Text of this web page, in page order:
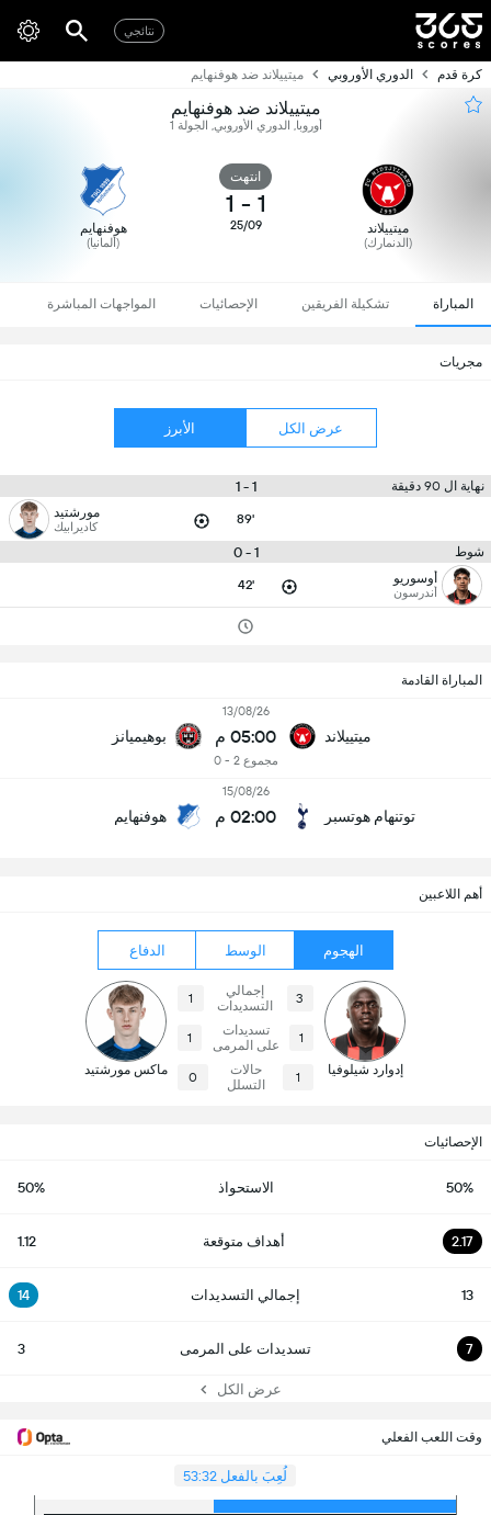
نتائجي
كرة قدم الدوري الأوروبي ميتييلاند ضد هوفنهايم
ميتييلاند ضد هوفنهايم
أوروبا, الدوري الأوروبي, الجولة 1
ميتييلاند
(الدنمارك)
انتهت
1
-
1
25/09 هوفنهايم
(ألمانيا)
المباراة تشكيلة الفريقين الإحصائيات المواجهات المباشرة
مجريات
عرض الكل الأبرز
نهاية ال 90 دقيقة 1 - 1
89' مورشتيد
كاديرابيك
شوط 1 - 0
أوسوريو
أندرسون 42'
المباراة القادمة
ميتييلاند
13/08/26
05:00 م
مجموع 2 - 0
بوهيميانز
توتنهام هوتسبر
15/08/26
02:00 م هوفنهايم
أهم اللاعبين
الهجوم الوسط الدفاع
إدوارد شيلوفيا
3
إجمالي
التسديدات
1
1
تسديدات
على المرمى
1
1
حالات
التسلل
0 ماكس مورشتيد
الإحصائيات
50% الاستحواذ 50%
2.17 أهداف متوقعة 1.12
13 إجمالي التسديدات 14
7 تسديدات على المرمى 3
عرض الكل
وقت اللعب الفعلي
لُعِبَ بالفعل 53:32